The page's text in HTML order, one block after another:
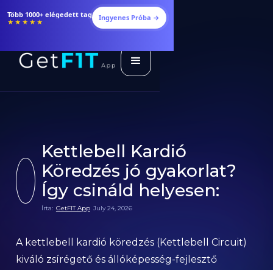
Étrendek, receptek és edzéstervek
★★★★★ Ingyenes Próba →
Kettlebell Kardió
Köredzés jó gyakorlat?
Így csináld helyesen:
Írta: GetFIT App July 24, 2026
A kettlebell kardió köredzés (Kettlebell Circuit)
kiváló zsírégető és állóképesség-fejlesztő